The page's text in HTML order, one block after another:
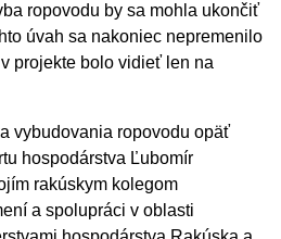
ropovodu by sa mohla ukončiť
úvah sa nakoniec nepremenilo
projekte bolo vidieť len na
vybudovania ropovodu opäť
hospodárstva Ľubomír
rakúskym kolegom
a spolupráci v oblasti